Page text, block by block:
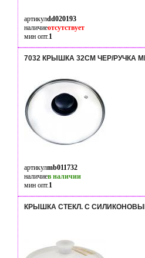
артикулdd020193
наличиеотсутствует
мин опт.1
7032 КРЫШКА 32СМ ЧЕР/РУЧКА
артикулmb011732
наличиев наличии
мин опт.1
КРЫШКА СТЕКЛ. С